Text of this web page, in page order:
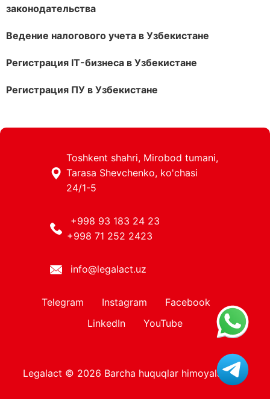
законодательства
Ведение налогового учета в Узбекистане
Регистрация IT-бизнеса в Узбекистане
Регистрация ПУ в Узбекистане
Toshkent shahri, Mirobod tumani,
Tarasa Shevchenko, ko'chasi
24/1-5
+998 93 183 24 23
+998 71 252 2423
info@legalact.uz
Telegram Instagram
Facebook
LinkedIn
YouTube
Legalact © 2026 Barcha huquqlar himoyalangan.